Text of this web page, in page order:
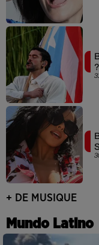
+ DE MUSIQUE
Mundo Latino